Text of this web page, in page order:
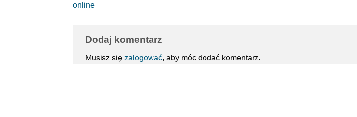
online
Dodaj komentarz
Musisz się zalogować, aby móc dodać komentarz.